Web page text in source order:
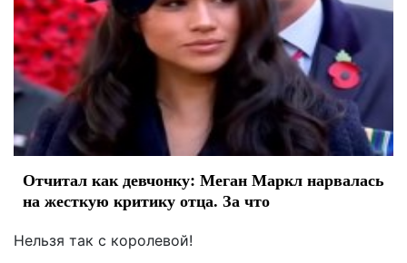
Отчитал как девчонку: Меган Маркл нарвалась
на жесткую критику отца. За что
Нельзя так с королевой!